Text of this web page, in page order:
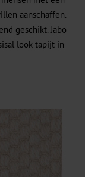
aanschaffen.
geschikt. Jabo
look tapijt in